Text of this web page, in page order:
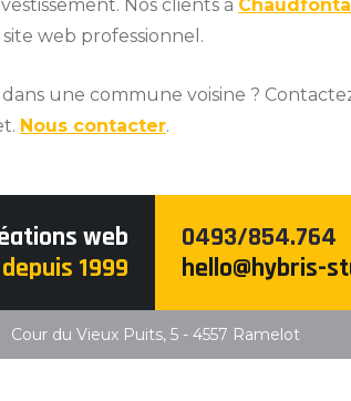
Nos clients à
web professionnel.
une commune voisine ?
Nous contacter.
web
depuis 1999
0493/854.764
hello@hybris-
Cour du Vieux Puits, 5 - 4557 Ramelot